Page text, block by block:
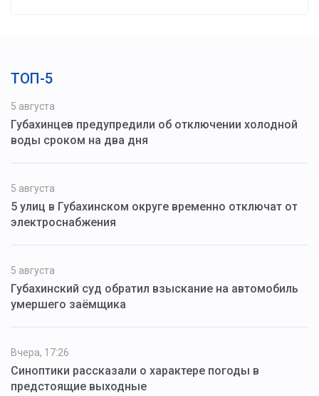
ТОП-5
5 августа
Губахинцев предупредили об отключении холодной
воды сроком на два дня
5 августа
5 улиц в Губахинском округе временно отключат от
электроснабжения
5 августа
Губахинский суд обратил взыскание на автомобиль
умершего заёмщика
Вчера, 17:26
Синоптики рассказали о характере погоды в
предстоящие выходные